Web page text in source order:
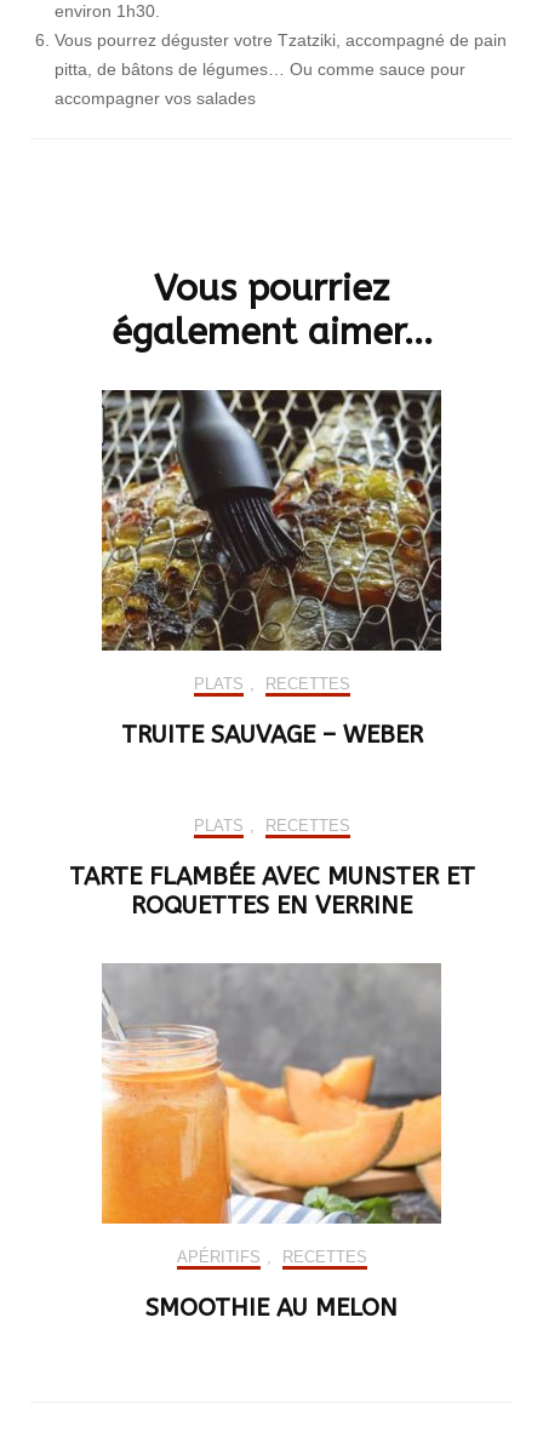
environ 1h30.
Vous pourrez déguster votre Tzatziki, accompagné de pain
pitta, de bâtons de légumes… Ou comme sauce pour
accompagner vos salades
Vous pourriez
également aimer...
PLATS , RECETTES
TRUITE SAUVAGE – WEBER
PLATS , RECETTES
TARTE FLAMBÉE AVEC MUNSTER ET
ROQUETTES EN VERRINE
APÉRITIFS , RECETTES
SMOOTHIE AU MELON